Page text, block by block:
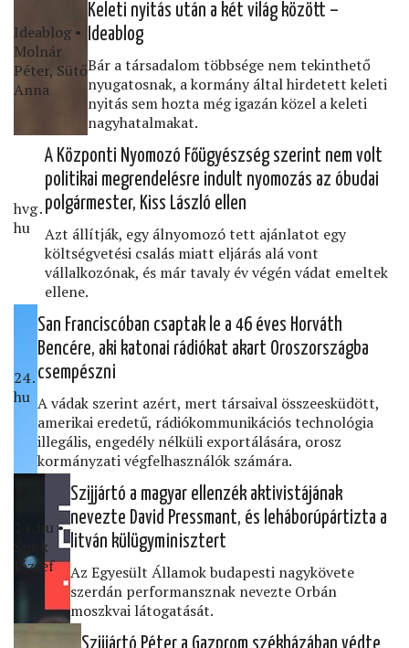
Ideablog •
Molnár
Péter, Sütő
Anna
Keleti nyitás után a két világ között –
Ideablog
Bár a társadalom többsége nem tekinthető
nyugatosnak, a kormány által hirdetett keleti
nyitás sem hozta még igazán közel a keleti
nagyhatalmakat.
hvg․
hu
A Központi Nyomozó Főügyészség szerint nem volt
politikai megrendelésre indult nyomozás az óbudai
polgármester, Kiss László ellen
Azt állítják, egy álnyomozó tett ajánlatot egy
költségvetési csalás miatt eljárás alá vont
vállalkozónak, és már tavaly év végén vádat emeltek
ellene.
24․
hu
San Franciscóban csaptak le a 46 éves Horváth
Bencére, aki katonai rádiókat akart Oroszországba
csempészni
A vádak szerint azért, mert társaival összeesküdött,
amerikai eredetű, rádiókommunikációs technológia
illegális, engedély nélküli exportálására, orosz
kormányzati végfelhasználók számára.
24․hu •
Spirk
József
Szijjártó a magyar ellenzék aktivistájának
nevezte David Pressmant, és leháborúpártizta a
litván külügyminisztert
Az Egyesült Államok budapesti nagykövete
szerdán performansznak nevezte Orbán
moszkvai látogatását.
Szijjártó Péter a Gazprom székházában védte